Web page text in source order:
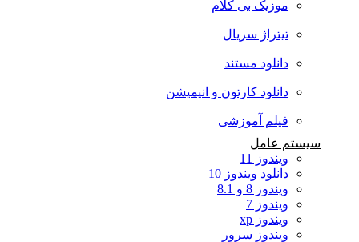
موزیک بی کلام
تیتراژ سریال
دانلود مستند
دانلود کارتون و انیمیشن
فیلم آموزشی
سیستم عامل
ویندوز 11
دانلود ویندوز 10
ویندوز 8 و 8.1
ویندوز 7
ویندوز xp
ویندوز سرور